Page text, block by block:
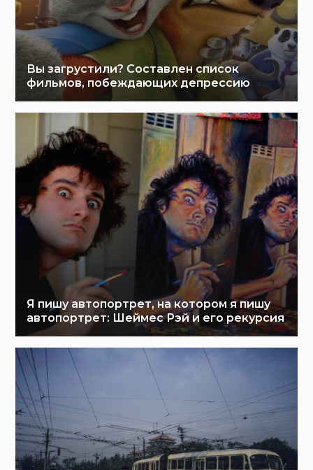
Вы загрустили? Составлен список
фильмов, побеждающих депрессию
Я пишу автопортрет, на котором я пишу
автопортрет: Шеймес Рэй и его рекурсия